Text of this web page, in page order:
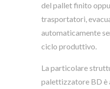
del pallet finito
trasportatori,
automaticamente
ciclo produttivo.
La particolare
palettizzatore BD è